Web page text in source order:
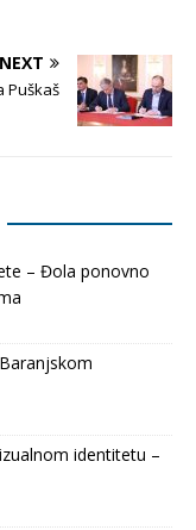
NEXT
Puškaš
– Đola ponovno
identitetu –